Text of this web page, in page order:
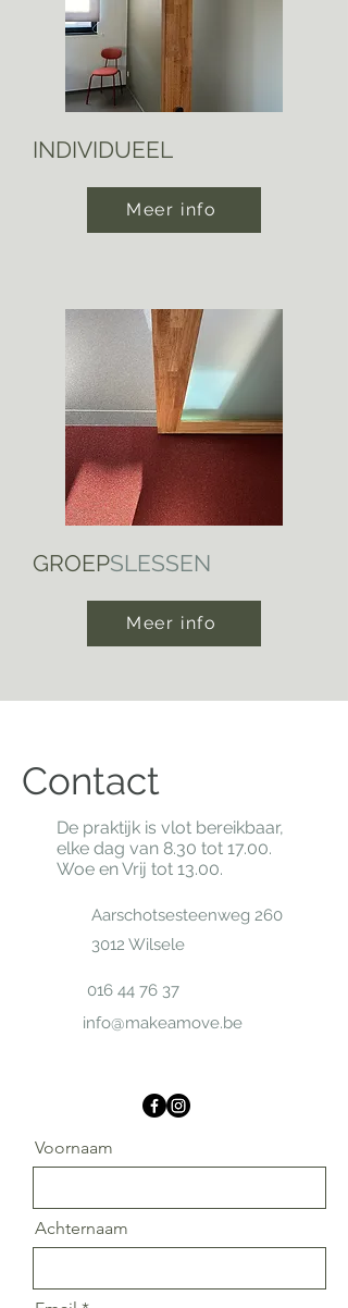
INDIVIDUEEL
Meer info
GROEP​SLESSEN
Meer info
Contact
De praktijk is vlot bereikbaar,
elke dag van 8.30 tot 17.00.
Woe en Vrij tot 13.00.
Aarschotsesteenweg 260
3012 Wilsele
016 44 76 37
info@makeamove.be
Voornaam
Achternaam